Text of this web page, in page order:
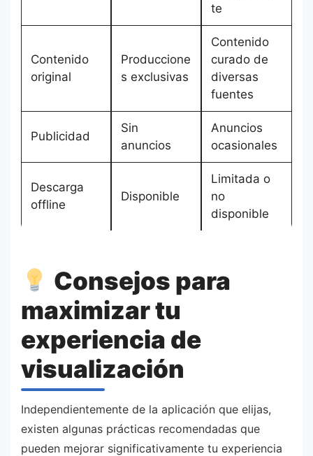
te
Contenido
original
Produccione
s exclusivas
Contenido
curado de
diversas
fuentes
Publicidad
Sin
anuncios
Anuncios
ocasionales
Descarga
offline
Disponible
Limitada o
no
disponible
Consejos para
maximizar tu
experiencia de
visualización
Independientemente de la aplicación que elijas,
existen algunas prácticas recomendadas que
pueden mejorar significativamente tu experiencia